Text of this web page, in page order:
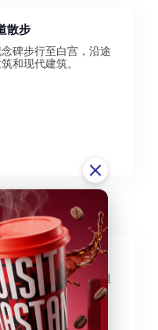
散步
碑步行至白宫，沿途
和现代建筑。
国国家博物馆
，展示了哈萨克斯坦
史与文化。